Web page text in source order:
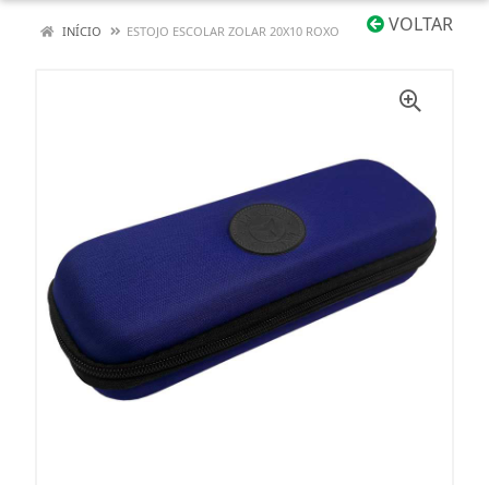
VOLTAR
INÍCIO ESTOJO ESCOLAR ZOLAR 20X10 ROXO